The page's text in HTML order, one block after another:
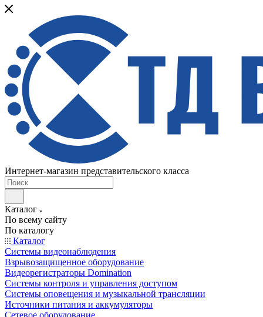
Интернет-магазин представительского класса
Каталог
По всему сайту
По каталогу
Каталог
Системы видеонаблюдения
Взрывозащищенное оборудование
Видеорегистраторы Domination
Системы контроля и управления доступом
Системы оповещения и музыкальной трансляции
Источники питания и аккумуляторы
Сетевое оборудование